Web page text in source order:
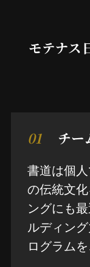
モテナス
01 チー
書道は個
の伝統文
ングにも
ルディン
ログラム